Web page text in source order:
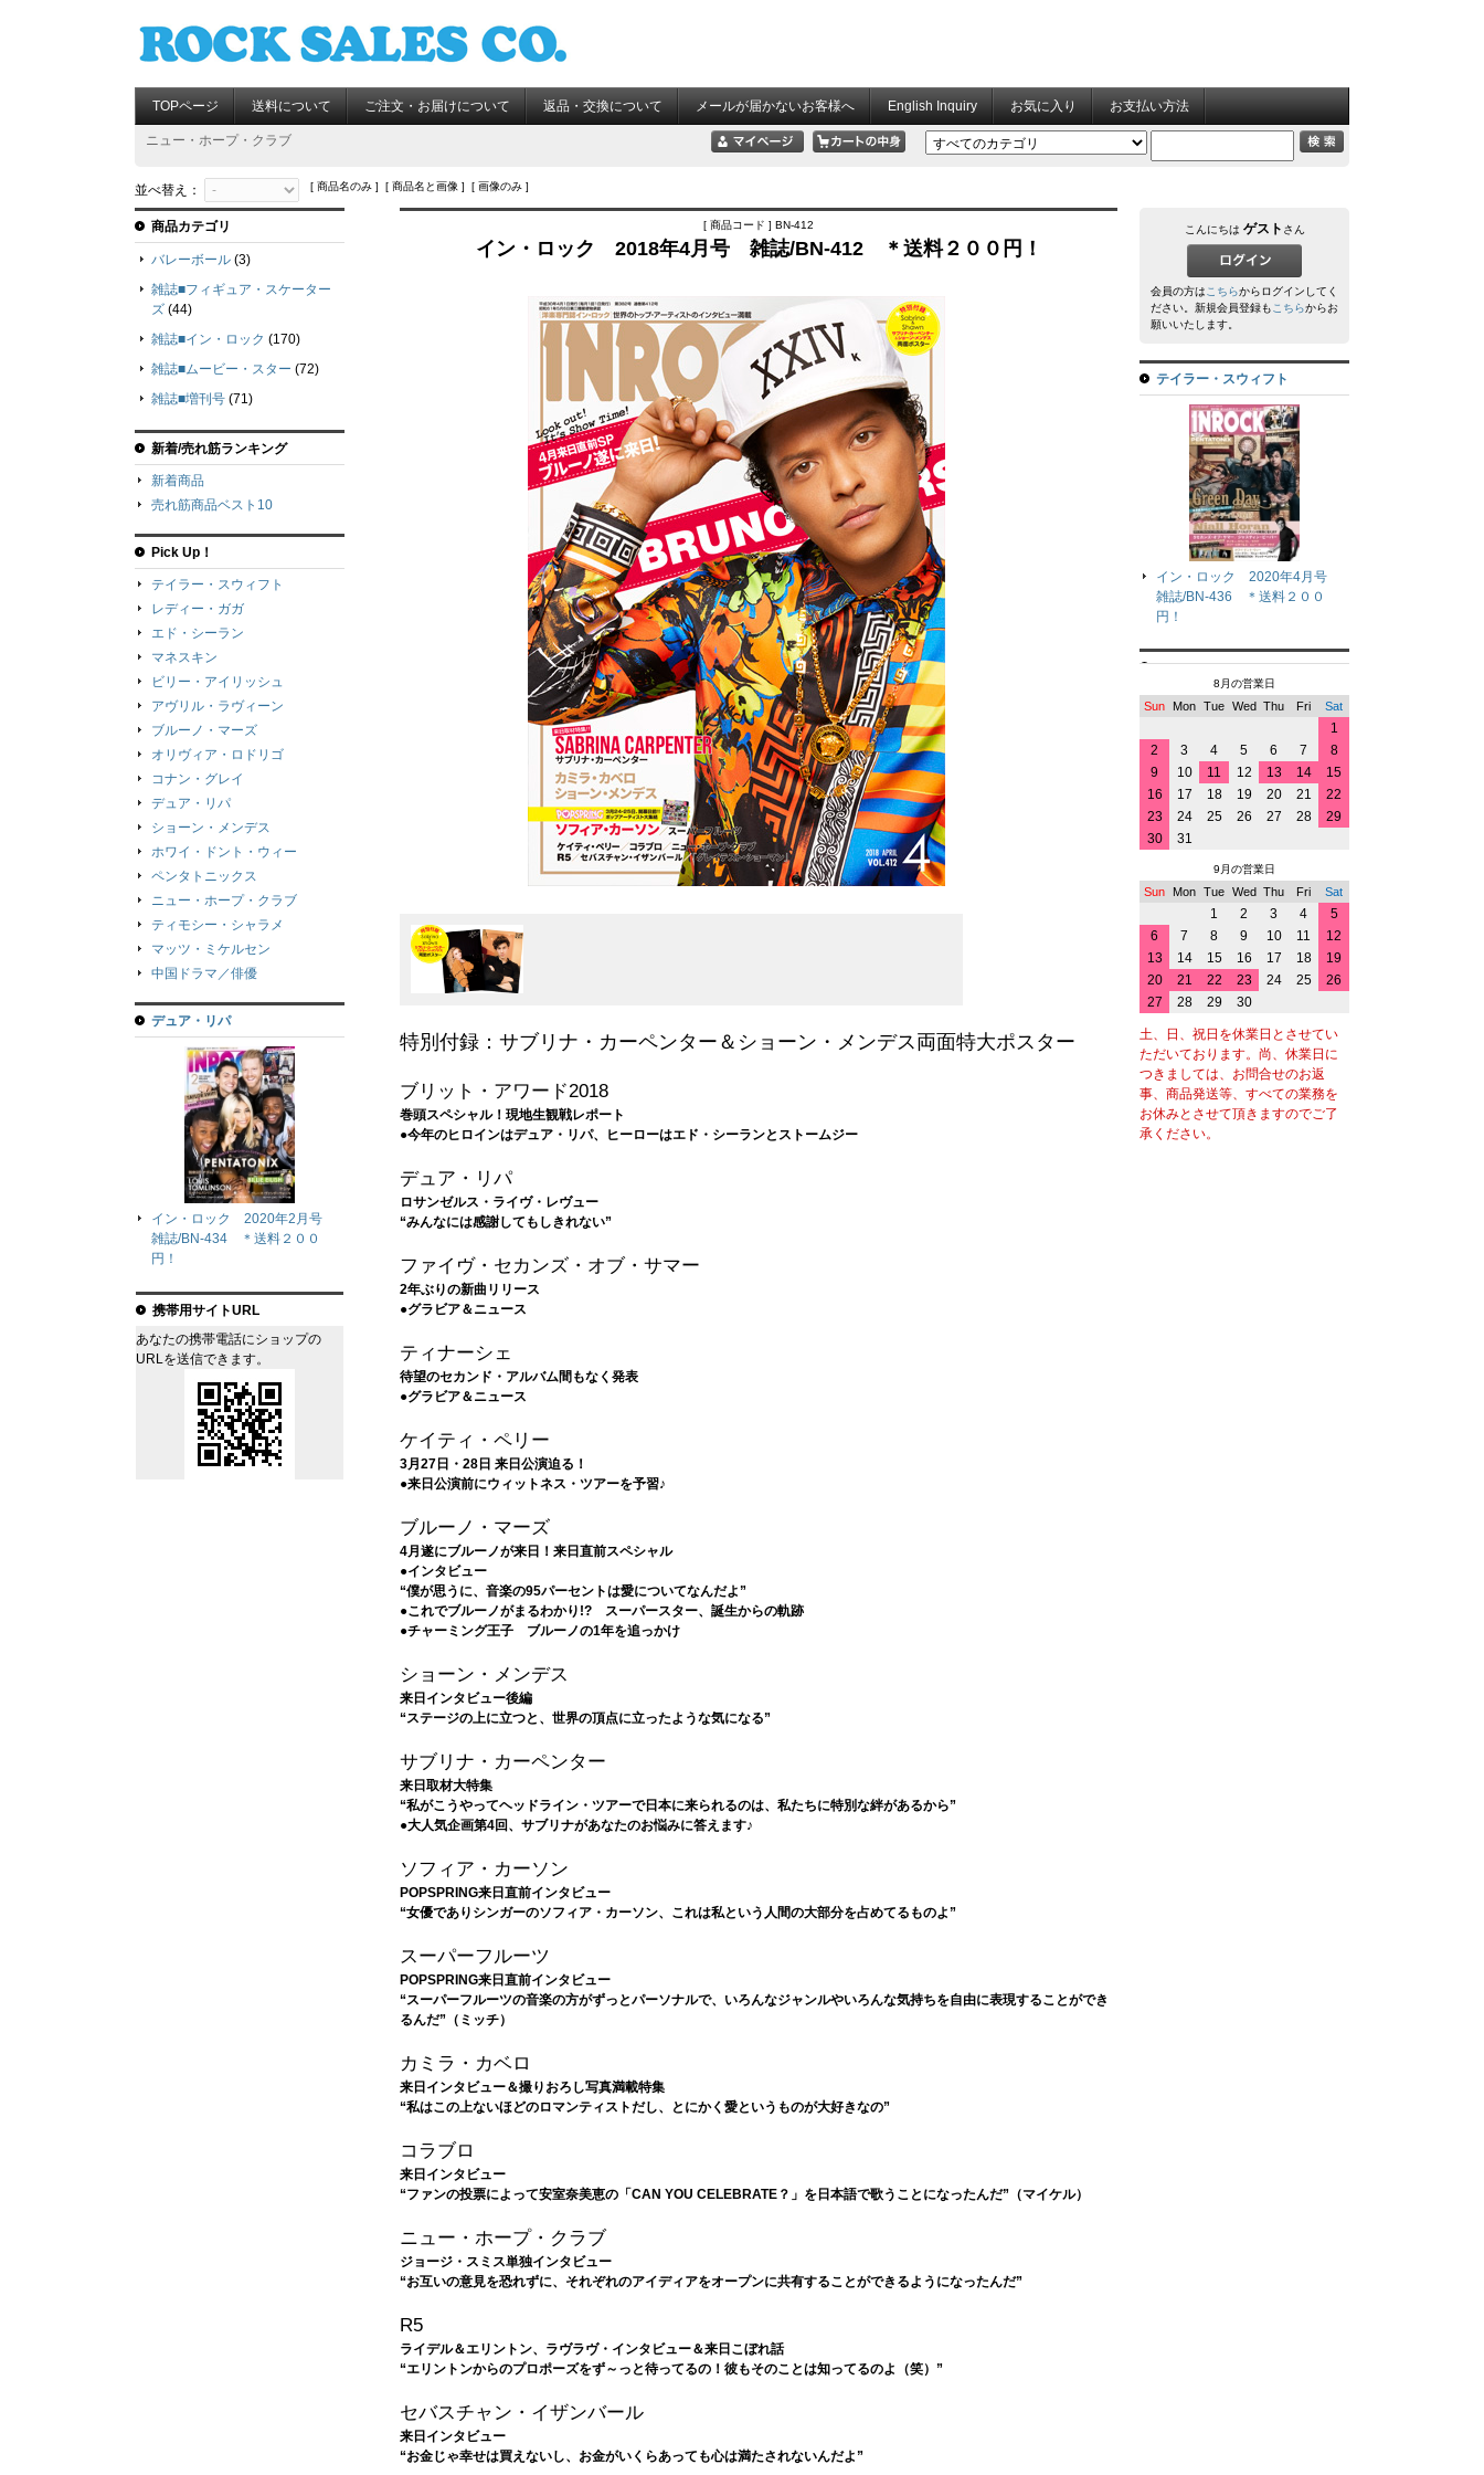
TOPページ 送料について ご注文・お届けについて 返品・交換について メールが届かないお客様へ English Inquiry お気に入り お支払い方法
ニュー・ホープ・クラブ
並べ替え： [ 商品名のみ ] [ 商品名と画像 ] [ 画像のみ ]
[ 商品コード ] BN-412
イン・ロック 2018年4月号 雑誌/BN-412 ＊送料２００円！
特別付録：サブリナ・カーペンター＆ショーン・メンデス両面特大ポスター
ブリット・アワード2018
巻頭スペシャル！現地生観戦レポート
●今年のヒロインはデュア・リパ、ヒーローはエド・シーランとストームジー
デュア・リパ
ロサンゼルス・ライヴ・レヴュー
“みんなには感謝してもしきれない”
ファイヴ・セカンズ・オブ・サマー
2年ぶりの新曲リリース
●グラビア＆ニュース
ティナーシェ
待望のセカンド・アルバム間もなく発表
●グラビア＆ニュース
ケイティ・ペリー
3月27日・28日 来日公演迫る！
●来日公演前にウィットネス・ツアーを予習♪
ブルーノ・マーズ
4月遂にブルーノが来日！来日直前スペシャル
●インタビュー
“僕が思うに、音楽の95パーセントは愛についてなんだよ”
●これでブルーノがまるわかり!? スーパースター、誕生からの軌跡
●チャーミング王子 ブルーノの1年を追っかけ
ショーン・メンデス
来日インタビュー後編
“ステージの上に立つと、世界の頂点に立ったような気になる”
サブリナ・カーペンター
来日取材大特集
“私がこうやってヘッドライン・ツアーで日本に来られるのは、私たちに特別な絆があるから”
●大人気企画第4回、サブリナがあなたのお悩みに答えます♪
ソフィア・カーソン
POPSPRING来日直前インタビュー
“女優でありシンガーのソフィア・カーソン、これは私という人間の大部分を占めてるものよ”
スーパーフルーツ
POPSPRING来日直前インタビュー
“スーパーフルーツの音楽の方がずっとパーソナルで、いろんなジャンルやいろんな気持ちを自由に表現することができ
るんだ”（ミッチ）
カミラ・カベロ
来日インタビュー＆撮りおろし写真満載特集
“私はこの上ないほどのロマンティストだし、とにかく愛というものが大好きなの”
コラブロ
来日インタビュー
“ファンの投票によって安室奈美恵の「CAN YOU CELEBRATE？」を日本語で歌うことになったんだ”（マイケル）
ニュー・ホープ・クラブ
ジョージ・スミス単独インタビュー
“お互いの意見を恐れずに、それぞれのアイディアをオープンに共有することができるようになったんだ”
R5
ライデル＆エリントン、ラヴラヴ・インタビュー＆来日こぼれ話
“エリントンからのプロポーズをず～っと待ってるの！彼もそのことは知ってるのよ（笑）”
セバスチャン・イザンバール
来日インタビュー
“お金じゃ幸せは買えないし、お金がいくらあっても心は満たされないんだよ”
商品カテゴリ
バレーボール (3)
雑誌■フィギュア・スケーター
ズ (44)
雑誌■イン・ロック (170)
雑誌■ムービー・スター (72)
雑誌■増刊号 (71)
新着/売れ筋ランキング
新着商品
売れ筋商品ベスト10
Pick Up！
テイラー・スウィフト
レディー・ガガ
エド・シーラン
マネスキン
ビリー・アイリッシュ
アヴリル・ラヴィーン
ブルーノ・マーズ
オリヴィア・ロドリゴ
コナン・グレイ
デュア・リパ
ショーン・メンデス
ホワイ・ドント・ウィー
ペンタトニックス
ニュー・ホープ・クラブ
ティモシー・シャラメ
マッツ・ミケルセン
中国ドラマ／俳優
デュア・リパ
イン・ロック 2020年2月号
雑誌/BN-434 ＊送料２００
円！
携帯用サイトURL
あなたの携帯電話にショップの
URLを送信できます。
こんにちは ゲスト さん
会員の方はこちらからログインしてく
ださい。新規会員登録もこちらからお
願いいたします。
テイラー・スウィフト
イン・ロック 2020年4月号
雑誌/BN-436 ＊送料２００
円！
8月の営業日
Sun Mon Tue Wed Thu Fri Sat
1
2
3 4 5 6 7
8
9
10 11 12 13 14
15
16
17 18 19 20 21
22
23
24 25 26 27 28
29
30
31
9月の営業日
Sun Mon Tue Wed Thu Fri Sat
1 2 3 4
5
6
7 8 9 10 11
12
13
14 15 16 17 18
19
20
21 22 23 24 25
26
27
28 29 30
土、日、祝日を休業日とさせてい
ただいております。尚、休業日に
つきましては、お問合せのお返
事、商品発送等、すべての業務を
お休みとさせて頂きますのでご了
承ください。